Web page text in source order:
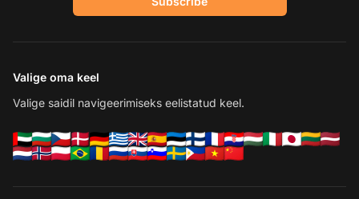
Valige oma keel
Valige saidil navigeerimiseks eelistatud keel.